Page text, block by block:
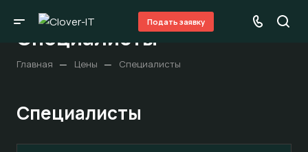
Подать заявку
Специалисты
Главная — Цены — Специалисты
Специалисты